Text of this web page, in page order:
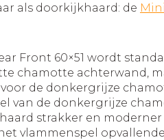
als doorkijkhaard: de
Front 60×51 wordt
chamotte achterwand,
de donkergrijze
van de donkergrijze
strakker en
vlammenspel